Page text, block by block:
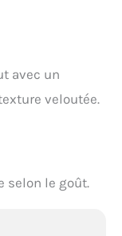
avec un
veloutée.
selon le goût.